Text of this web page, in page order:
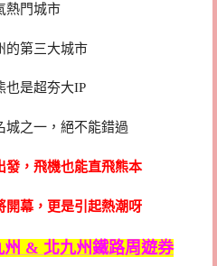
熱門城市
的第三大城市
也是超夯大IP
城之一，絕不能錯過
發，飛機也能直飛熊本
開幕，更是引起熱潮呀
州 & 北九州鐵路周遊券